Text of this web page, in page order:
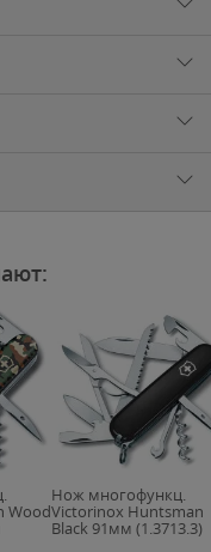
Wood
Нож многофункц.
Victorinox Huntsman
Black 91мм (1.3713.3)